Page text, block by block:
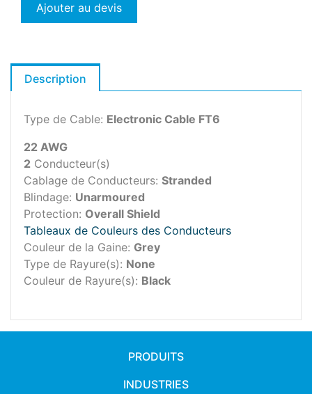
Ajouter au devis
Description
Type de Cable: Electronic Cable FT6
22 AWG
2 Conducteur(s)
Cablage de Conducteurs: Stranded
Blindage: Unarmoured
Protection: Overall Shield
Tableaux de Couleurs des Conducteurs
Couleur de la Gaine: Grey
Type de Rayure(s): None
Couleur de Rayure(s): Black
PRODUITS
INDUSTRIES